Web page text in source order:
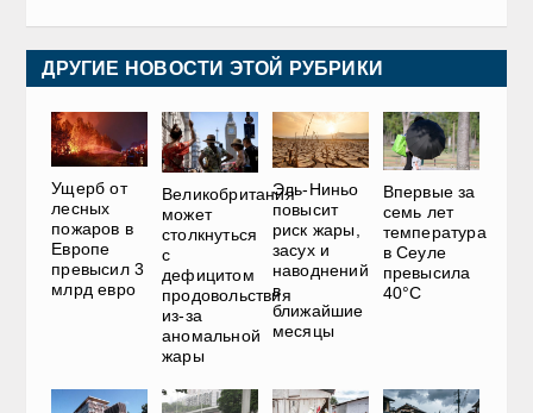
ДРУГИЕ НОВОСТИ ЭТОЙ РУБРИКИ
Ущерб от
лесных
пожаров в
Европе
превысил 3
млрд евро
Великобритания
может
столкнуться
с
дефицитом
продовольствия
из-за
аномальной
жары
Эль-Ниньо
повысит
риск жары,
засух и
наводнений
в
ближайшие
месяцы
Впервые за
семь лет
температура
в Сеуле
превысила
40°C